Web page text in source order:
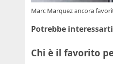
Marc Marquez ancora
Potrebbe
Chi è il favorito